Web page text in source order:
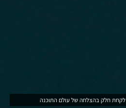
לקחת חלק בהצלחה של עולם התוכנה